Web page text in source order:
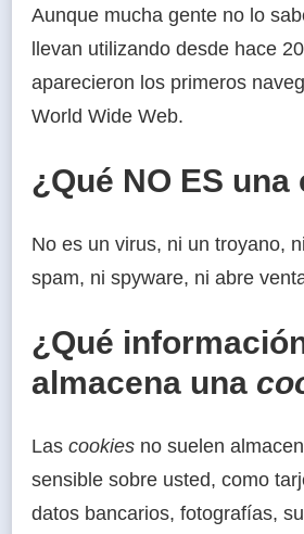
Aunque mucha gente no lo
llevan utilizando desde hace
aparecieron los primeros
World Wide Web.
¿Qué NO ES una
No es un virus, ni un troyano,
spam, ni spyware, ni abre
¿Qué
almacena una
Las cookies no suelen
sensible sobre usted, como
datos bancarios, fotografías,